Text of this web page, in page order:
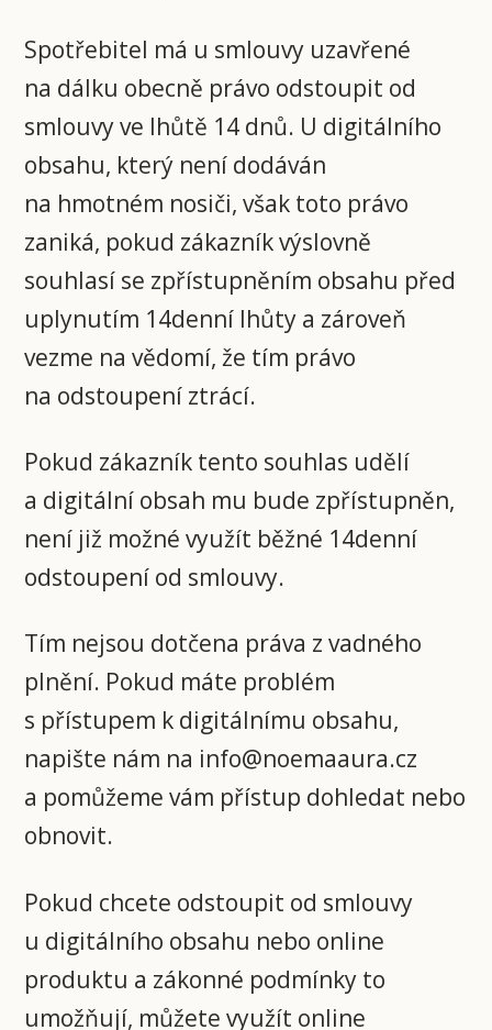
Spotřebitel má u smlouvy uzavřené
na dálku obecně právo odstoupit od
smlouvy ve lhůtě 14 dnů. U digitálního
obsahu, který není dodáván
na hmotném nosiči, však toto právo
zaniká, pokud zákazník výslovně
souhlasí se zpřístupněním obsahu před
uplynutím 14denní lhůty a zároveň
vezme na vědomí, že tím právo
na odstoupení ztrácí.
Pokud zákazník tento souhlas udělí
a digitální obsah mu bude zpřístupněn,
není již možné využít běžné 14denní
odstoupení od smlouvy.
Tím nejsou dotčena práva z vadného
plnění. Pokud máte problém
s přístupem k digitálnímu obsahu,
napište nám na info@noemaaura.cz
a pomůžeme vám přístup dohledat nebo
obnovit.
Pokud chcete odstoupit od smlouvy
u digitálního obsahu nebo online
produktu a zákonné podmínky to
umožňují, můžete využít online